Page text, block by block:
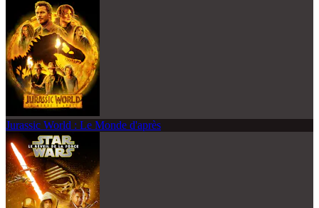
Jurassic World : Le Monde d'après